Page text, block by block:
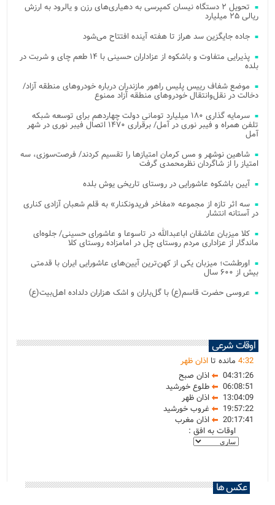
تحویل ۲ دستگاه نیسان کمپرسی به دهیاری‌های رزن و یالرود به ارزش
ریالی ۲۵ میلیارد
جاده جایگزین سد هراز تا هفته آینده افتتاح می‌شود
پذیرایی متفاوت و باشکوه از عزاداران حسینی با ۱۴ طعم چای و شربت در
بلده
موضع شفاف رییس پلیس راهور مازندران درباره خودروهای منطقه آزاد/
دخالت در نقل‌وانتقال خودروهای منطقه آزاد ممنوع
سرمایه گذاری ۱۸۰ میلیارد تومانی دولت چهاردهم برای توسعه شبکه
تلفن همراه و فیبر نوری در آمل/ برقراری ۱۴۷۰ اتصال فیبر نوری در شهر
آمل
شاهین نوشهر و مس کرمان امتیازها را تقسیم کردند/ فرصت‌سوزی، سه
امتیاز را از شاگردان نظرمحمدی گرفت
آیین باشکوه عاشورایی در روستای تاریخی یوش بلده
سه اثر تازه از مجموعه «مفاخر فریدونکنار» به قلم شعبان آزادی کناری
در آستانه انتشار
کلا میزبان عاشقان اباعبدالله در تاسوعا و عاشورای حسینی/ جلوه‌ای
ماندگار از عزاداری مردم روستای چل در امامزاده روستای کلا
اورطشت؛ میزبان یکی از کهن‌ترین آیین‌های عاشورایی ایران با قدمتی
بیش از ۶۰۰ سال
عروسی حضرت قاسم(ع) با گل‌باران و اشک هزاران دلداده اهل‌بیت(ع)
اوقات شرعی
4:32 مانده تااذان ظهر
04:31:26
اذان صبح
06:08:51
طلوع خورشید
13:04:09
اذان ظهر
19:57:22
غروب خورشید
20:17:41
اذان مغرب
اوقات به افق :
عکس ها